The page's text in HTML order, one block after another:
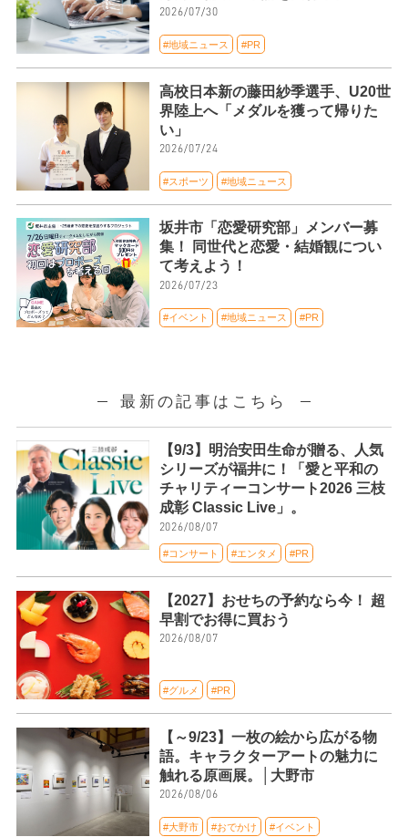
2026/07/30
#地域ニュース #PR
高校日本新の藤田紗季選手、U20世
界陸上へ「メダルを獲って帰りた
い」
2026/07/24
#スポーツ #地域ニュース
坂井市「恋愛研究部」メンバー募
集！ 同世代と恋愛・結婚観につい
て考えよう！
2026/07/23
#イベント #地域ニュース #PR
最新の記事はこちら
【9/3】明治安田生命が贈る、人気
シリーズが福井に！「愛と平和の
チャリティーコンサート2026 三枝
成彰 Classic Live」。
2026/08/07
#コンサート #エンタメ #PR
【2027】おせちの予約なら今！ 超
早割でお得に買おう
2026/08/07
#グルメ #PR
【～9/23】一枚の絵から広がる物
語。キャラクターアートの魅力に
触れる原画展。│大野市
2026/08/06
#大野市 #おでかけ #イベント